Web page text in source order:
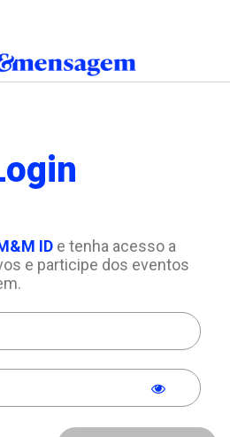
IDe tenha acesso a
e participe dos eventos